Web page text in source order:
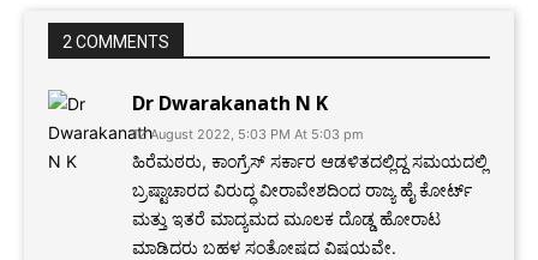
2 COMMENTS
Dr Dwarakanath N K
12 August 2022, 5:03 PM At 5:03 pm
ಹಿರೆಮಠರು, ಕಾಂಗ್ರೆಸ್ ಸರ್ಕಾರ ಆಡಳಿತದಲ್ಲಿದ್ದ ಸಮಯದಲ್ಲಿ
ಬ್ರಷ್ಟಾಚಾರದ ವಿರುದ್ಧ ವೀರಾವೇಶದಿಂದ ರಾಜ್ಯ ಹೈ ಕೋರ್ಟ್
ಮತ್ತು ಇತರೆ ಮಾದ್ಯಮದ ಮೂಲಕ ದೊಡ್ಡ ಹೋರಾಟ
ಮಾಡಿದರು ಬಹಳ ಸಂತೋಷದ ವಿಷಯವೇ.